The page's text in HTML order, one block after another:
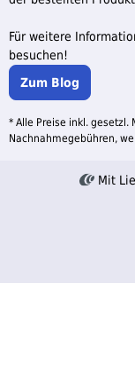
Für weitere
besuchen!
Zum Blog
* Alle Preise inkl. gesetzl.
Nachnahmegebühren,
Mit